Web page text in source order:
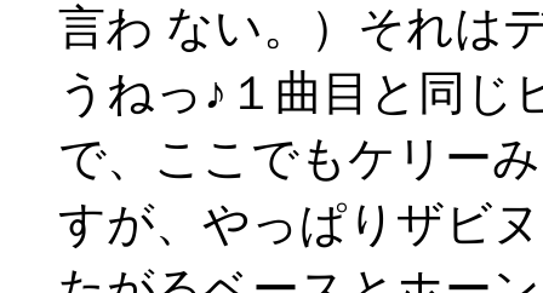
言わ ない。）それは
うねっ♪１曲目と同じ
で、ここでもケリー
すが、やっぱりザビ